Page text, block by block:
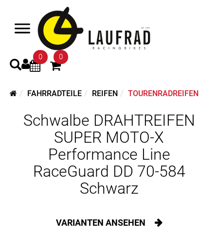
0 0
FAHRRADTEILE REIFEN TOURENRADREIFEN
Schwalbe DRAHTREIFEN
SUPER MOTO-X
Performance Line
RaceGuard DD 70-584
Schwarz
VARIANTEN ANSEHEN